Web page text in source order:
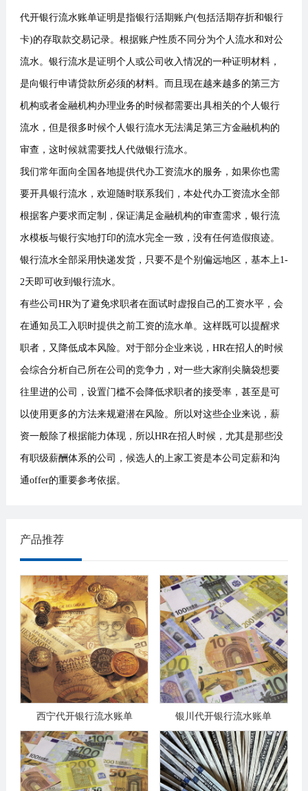
代开银行流水账单证明是指银行活期账户(包括活期存折和银行
卡)的存取款交易记录。根据账户性质不同分为个人流水和对公
流水。银行流水是证明个人或公司收入情况的一种证明材料，
是向银行申请贷款所必须的材料。而且现在越来越多的第三方
机构或者金融机构办理业务的时候都需要出具相关的个人银行
流水，但是很多时候个人银行流水无法满足第三方金融机构的
审查，这时候就需要找人代做银行流水。
我们常年面向全国各地提供代办工资流水的服务，如果你也需
要开具银行流水，欢迎随时联系我们，本处代办工资流水全部
根据客户要求而定制，保证满足金融机构的审查需求，银行流
水模板与银行实地打印的流水完全一致，没有任何造假痕迹。
银行流水全部采用快递发货，只要不是个别偏远地区，基本上1-
2天即可收到银行流水。
有些公司HR为了避免求职者在面试时虚报自己的工资水平，会
在通知员工入职时提供之前工资的流水单。这样既可以提醒求
职者，又降低成本风险。对于部分企业来说，HR在招人的时候
会综合分析自己所在公司的竞争力，对一些大家削尖脑袋想要
往里进的公司，设置门槛不会降低求职者的接受率，甚至是可
以使用更多的方法来规避潜在风险。所以对这些企业来说，薪
资一般除了根据能力体现，所以HR在招人时候，尤其是那些没
有职级薪酬体系的公司，候选人的上家工资是本公司定薪和沟
通offer的重要参考依据。
产品推荐
西宁代开银行流水账单 银川代开银行流水账单